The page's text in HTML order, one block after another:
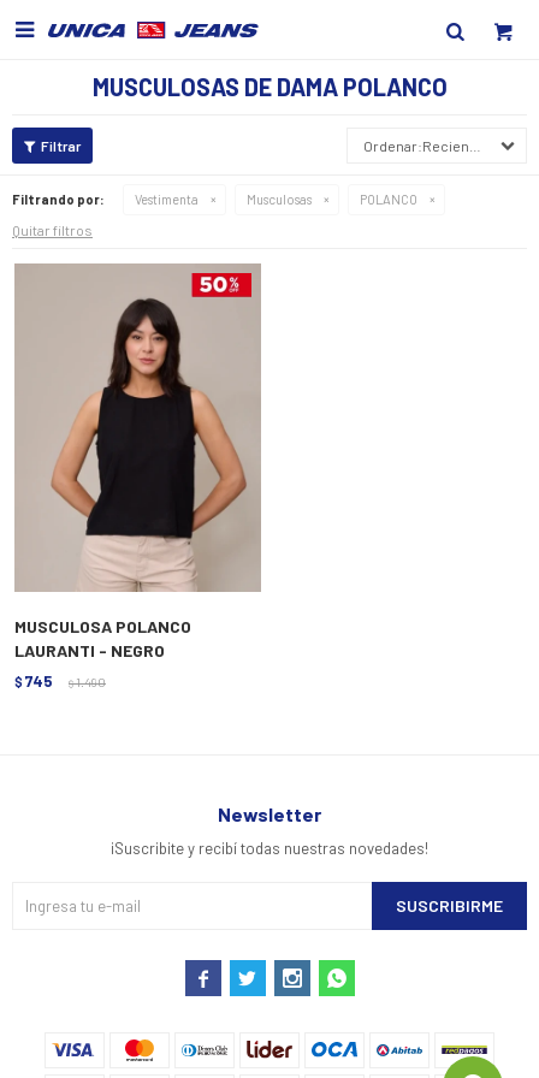

MUSCULOSAS DE DAMA POLANCO
Recientes
Filtrando por: Vestimenta Musculosas POLANCO
Quitar filtros
MUSCULOSA POLANCO
LAURANTI - NEGRO
$ 745 $ 1.490
Newsletter
¡Suscribite y recibí todas nuestras novedades!
SUSCRIBIRME
   